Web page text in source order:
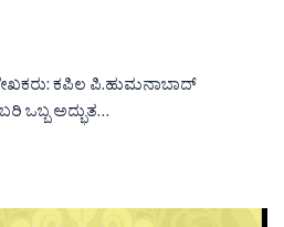
ಕಪಿಲ ಪಿ.ಹುಮನಾಬಾದ್
ಒಬ್ಬ ಅದ್ಭುತ…